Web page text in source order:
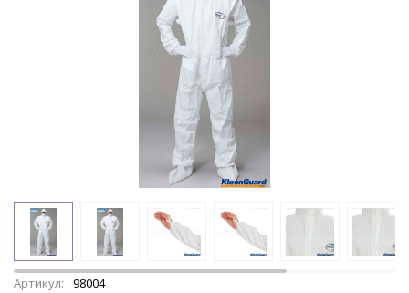
Артикул: 98004